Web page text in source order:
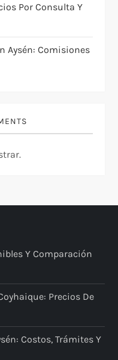
Por Consulta Y
Aysén: Comisiones
Y Comparación
Precios De
Costos, Trámites Y